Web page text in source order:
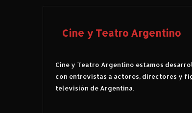
Cine y Teatro Argentino
Cine y Teatro Argentino estamos
con entrevistas a actores, directores y
televisión de Argentina.